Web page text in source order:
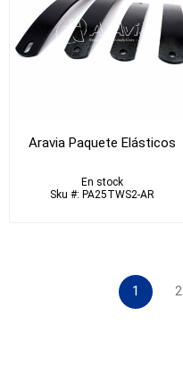
Aravia Paquete Elásticos
En stock
Sku #: PA25TWS2-AR
1 2